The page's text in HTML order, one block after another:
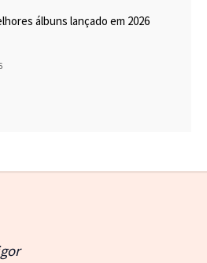
álbuns lançado em 2026